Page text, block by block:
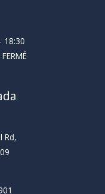
18:30
Rd,